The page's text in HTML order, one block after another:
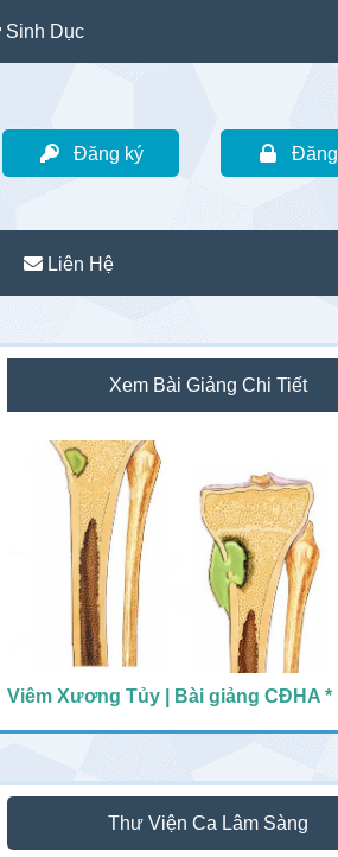
Sinh Dục
Đăng ký
Liên Hệ
Sidebar
chính
Xem Bài Giảng Chi Tiết
Viêm Xương Tủy | Bài giảng CĐHA *
Thư Viện Ca Lâm Sàng